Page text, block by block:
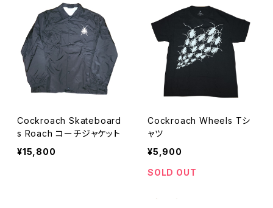
Cockroach Skateboard
s Roach コーチジャケット
¥15,800
Cockroach Wheels Tシ
ャツ
¥5,900
SOLD OUT